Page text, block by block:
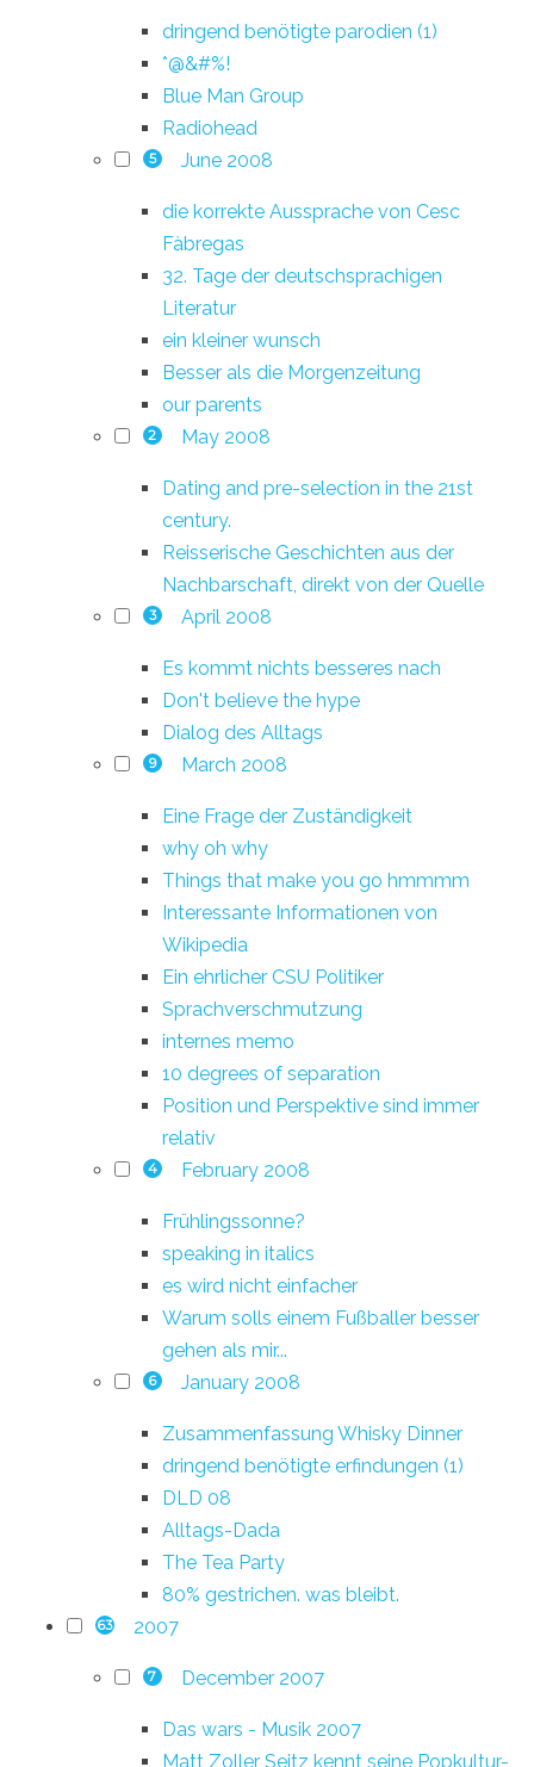
dringend benötigte parodien (1)
*@&#%!
Blue Man Group
Radiohead
5 June 2008
die korrekte Aussprache von Cesc
Fàbregas
32. Tage der deutschsprachigen
Literatur
ein kleiner wunsch
Besser als die Morgenzeitung
our parents
2 May 2008
Dating and pre-selection in the 21st
century.
Reisserische Geschichten aus der
Nachbarschaft, direkt von der Quelle
3 April 2008
Es kommt nichts besseres nach
Don't believe the hype
Dialog des Alltags
9 March 2008
Eine Frage der Zuständigkeit
why oh why
Things that make you go hmmmm
Interessante Informationen von
Wikipedia
Ein ehrlicher CSU Politiker
Sprachverschmutzung
internes memo
10 degrees of separation
Position und Perspektive sind immer
relativ
4 February 2008
Frühlingssonne?
speaking in italics
es wird nicht einfacher
Warum solls einem Fußballer besser
gehen als mir...
6 January 2008
Zusammenfassung Whisky Dinner
dringend benötigte erfindungen (1)
DLD 08
Alltags-Dada
The Tea Party
80% gestrichen. was bleibt.
63 2007
7 December 2007
Das wars - Musik 2007
Matt Zoller Seitz kennt seine Popkultur-